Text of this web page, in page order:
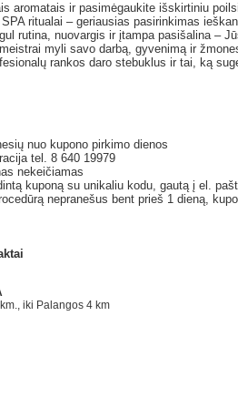
aromatais ir pasimėgaukite išskirtiniu
ritualai – geriausias pasirinkimas
rutina, nuovargis ir įtampa pasišalina –
myli savo darbą, gyvenimą ir
rankos daro stebuklus ir tai, ką
nuo kupono pirkimo dienos
tel. 8 640 19979
nekeičiamas
kuponą su unikaliu kodu, gautą į el.
nepranešus bent prieš 1 dieną,
iki Palangos 4 km